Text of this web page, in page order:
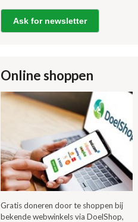
Ask for newsletter
Online shoppen
Gratis doneren door te shoppen bij
bekende webwinkels via DoelShop,